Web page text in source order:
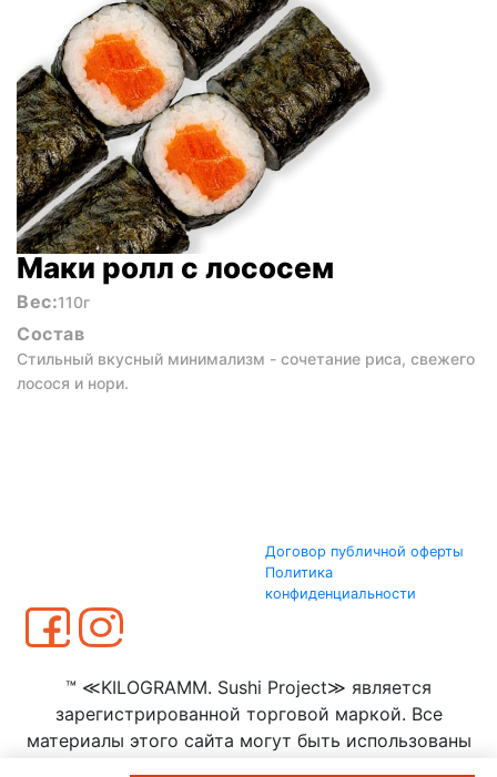
Маки ролл с лососем
Вес:110г
Состав
Стильный вкусный минимализм - сочетание риса, свежего
лосося и нори.
Договор публичной оферты
Политика
конфиденциальности
™ ≪KILOGRAMM. Sushi Project≫ является
зарегистрированной торговой маркой. Все
материалы этого сайта могут быть использованы